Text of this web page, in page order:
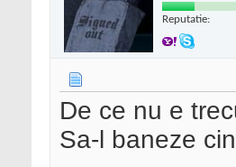
Reputatie:
De ce nu e
Sa-l baneze